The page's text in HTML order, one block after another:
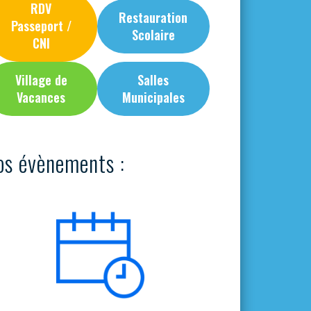
RDV
Passeport /
CNI
Restauration
Scolaire
Village de
Vacances
Salles
Municipales
évènements :